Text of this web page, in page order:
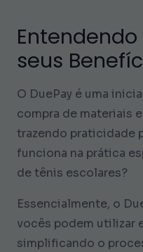
Entendendo
seus
O DuePay é uma
compra de materiais
trazendo praticidade
funciona na prática
de tênis escolares?
Essencialmente, o
vocês podem utilizar
simplificando o